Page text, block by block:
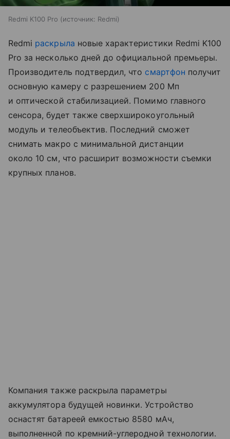
Redmi K100 Pro источник: Redmi
Redmi раскрыла новые характеристики Redmi K100
Pro за несколько дней до официальной премьеры.
Производитель подтвердил, что смартфон получит
основную камеру с разрешением 200 Мп
и оптической стабилизацией. Помимо главного
сенсора, будет также сверхширокоугольный
модуль и телеобъектив. Последний сможет
снимать макро с минимальной дистанции
около 10 см, что расширит возможности съемки
крупных планов.
Компания также раскрыла параметры
аккумулятора будущей новинки. Устройство
оснастят батареей емкостью 8580 мАч,
выполненной по кремний-углеродной технологии.